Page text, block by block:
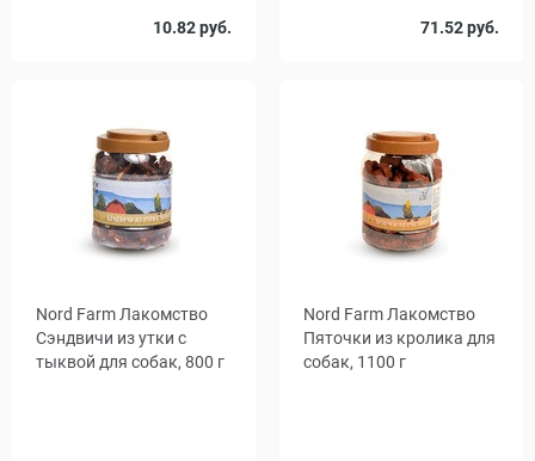
10.82 руб.
1 25 71.52 руб.
Nord Farm Лакомство
Сэндвичи из утки с
тыквой для собак, 800 г
Nord Farm Лакомство
Пяточки из кролика для
собак, 1100 г